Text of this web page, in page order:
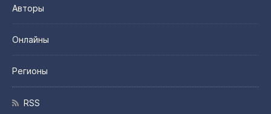
Авторы
Онлайны
Регионы
RSS